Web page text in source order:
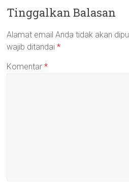
Tinggalkan Balasan
Alamat email Anda tidak akan
wajib ditandai*
Komentar*